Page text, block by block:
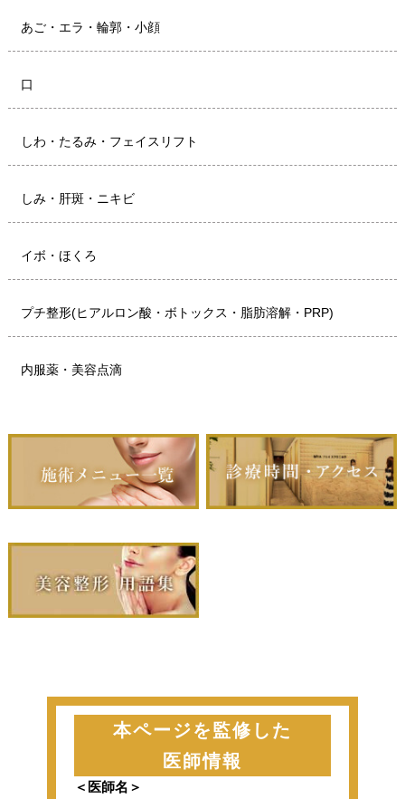
あご・エラ・輪郭・小顔
口
しわ・たるみ・フェイスリフト
しみ・肝斑・ニキビ
イボ・ほくろ
プチ整形(ヒアルロン酸・ボトックス・脂肪溶解・PRP)
内服薬・美容点滴
本ページを監修した
医師情報
＜医師名＞